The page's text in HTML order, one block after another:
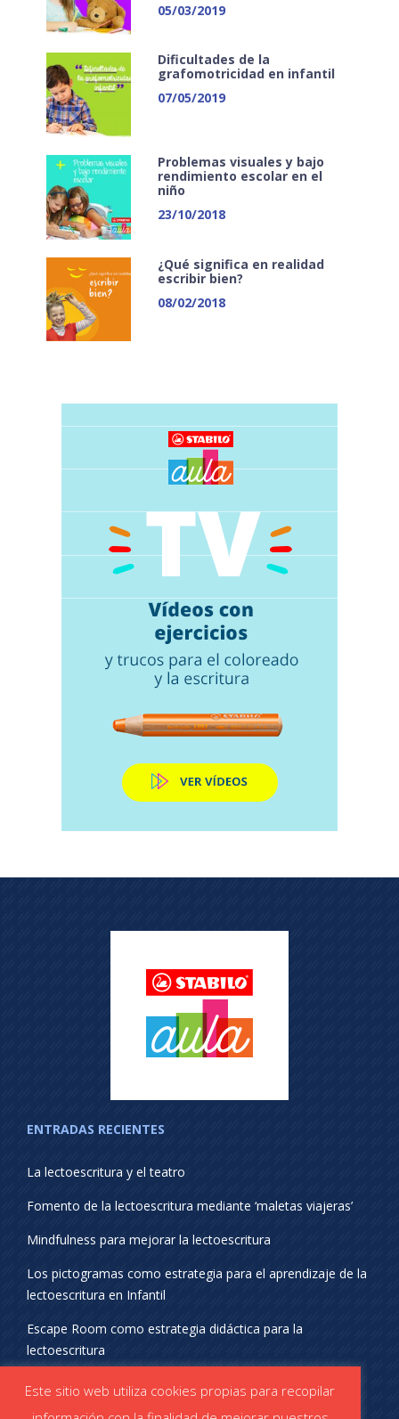
05/03/2019
Dificultades de la
grafomotricidad en infantil
07/05/2019
Problemas visuales y bajo
rendimiento escolar en el
niño
23/10/2018
¿Qué significa en realidad
escribir bien?
08/02/2018
ENTRADAS RECIENTES
La lectoescritura y el teatro
Fomento de la lectoescritura mediante ‘maletas viajeras’
Mindfulness para mejorar la lectoescritura
Los pictogramas como estrategia para el aprendizaje de la
lectoescritura en Infantil
Escape Room como estrategia didáctica para la
lectoescritura
¡SÍGUENOS EN REDES SOCIALES!
Este sitio web utiliza cookies propias para recopilar